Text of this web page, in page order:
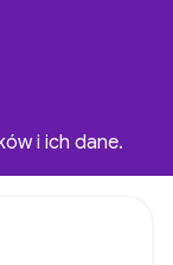
i ich dane.